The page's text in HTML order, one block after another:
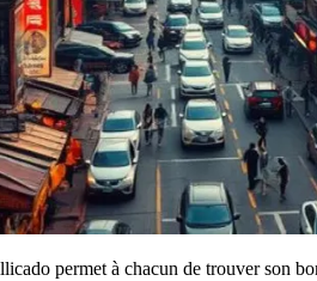
permet à chacun de trouver son